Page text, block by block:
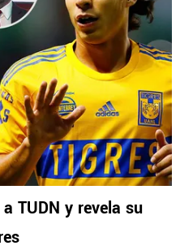
TUDN y revela su